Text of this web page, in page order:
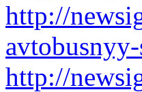
http://
http://